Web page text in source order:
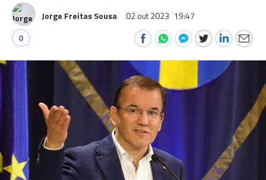
Jorge Freitas Sousa 02 out 2023 19:47
0